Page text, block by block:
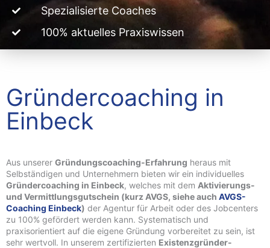
Spezialisierte Coaches
100% aktuelles Praxiswissen
Gründercoaching in
Einbeck
Aus unserer Gründungscoaching-Erfahrung heraus mit
Selbständigen und Unternehmern bieten wir ein individuelles
Gründercoaching in Einbeck, welches mit dem Aktivierungs-
und Vermittlungsgutschein (kurz AVGS, siehe auch AVGS-
Coaching Einbeck) der Agentur für Arbeit oder des Jobcenters
zu 100% gefördert werden kann. Systematisch und
praxisorientiert auf die eigene Gründung vorbereitet zu sein, ist
sehr wertvoll. In unserem zertifizierten Existenzgründer-